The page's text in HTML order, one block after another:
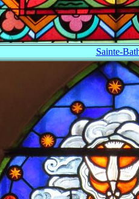
Sainte-